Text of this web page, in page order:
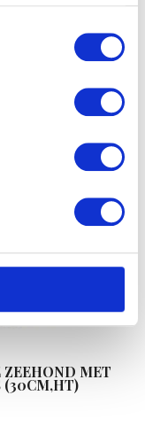
MET
(30CM,HT)